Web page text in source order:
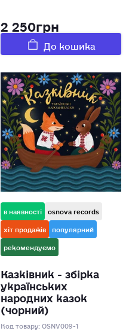
2 250грн
До кошика
в наявності osnova records
хіт продажів популярний
рекомендуємо
Казківник - збірка
українських
народних казок
(чорний)
Код товару:OSNV009-1